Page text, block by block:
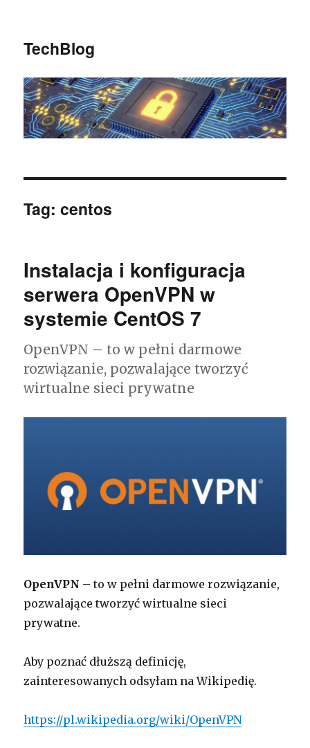
TechBlog
Tag:centos
Instalacja i konfiguracja
serwera OpenVPN w
systemie CentOS 7
OpenVPN – to w pełni darmowe
rozwiązanie, pozwalające tworzyć
wirtualne sieci prywatne
OpenVPN – to w pełni darmowe rozwiązanie,
pozwalające tworzyć wirtualne sieci
prywatne.
Aby poznać dłuższą definicję,
zainteresowanych odsyłam na Wikipedię.
https://pl.wikipedia.org/wiki/OpenVPN